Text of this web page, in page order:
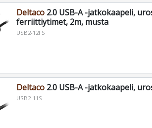
Deltaco2.0 USB-A -jatkokaapeli,
ferriittiytimet, 2m, musta
USB2-12FS
Deltaco2.0 USB-A -jatkokaapeli,
USB2-11S